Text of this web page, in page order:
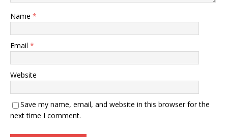
Name *
Email *
Website
Save my name, email, and website in this browser for the
next time I comment.